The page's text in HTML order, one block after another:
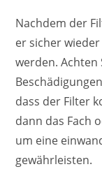
Nachdem der
er sicher
werden. Achten
dass der Filter
dann das Fach
um eine
gewährleisten.